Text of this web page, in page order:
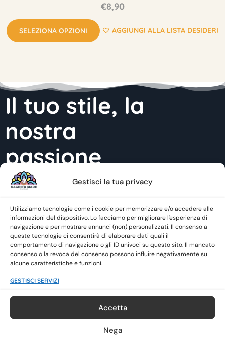
Gestisci la tua privacy
Utilizziamo tecnologie come i cookie per memorizzare e/o accedere alle
informazioni del dispositivo. Lo facciamo per migliorare l'esperienza di
navigazione e per mostrare annunci (non) personalizzati. Il consenso a
queste tecnologie ci consentirà di elaborare dati quali il
comportamento di navigazione o gli ID univoci su questo sito. Il mancato
consenso o la revoca del consenso possono influire negativamente su
alcune caratteristiche e funzioni.
GESTISCI SERVIZI
Accetta
Nega
€8,90
SELEZIONA OPZIONI AGGIUNGI ALLA LISTA DESIDERI
Il tuo stile, la
nostra
passione
INFO@SAGRITAMADE.IT
+39 351 423 30 32
Social